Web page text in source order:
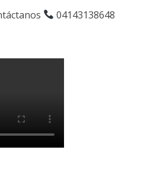
04143138648